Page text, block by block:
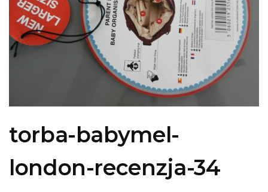
torba-babymel-
london-recenzja-34